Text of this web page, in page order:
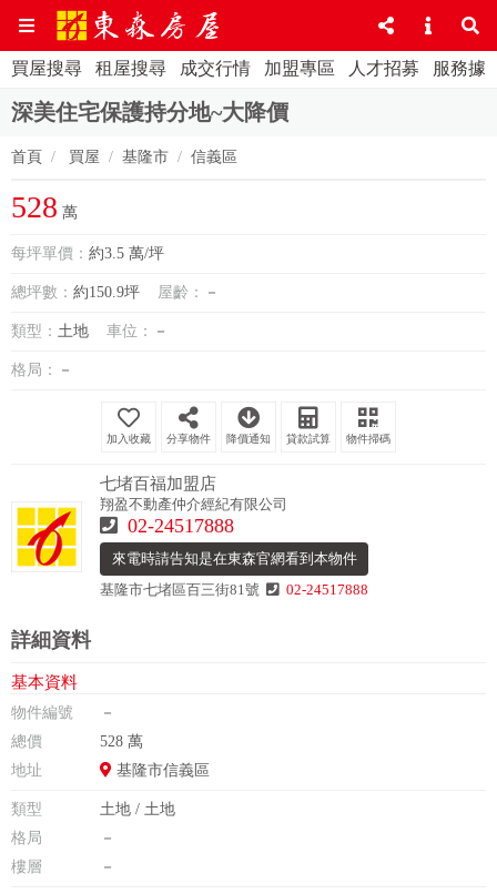
買屋搜尋 租屋搜尋 成交行情 加盟專區 人才招募 服務據
深美住宅保護持分地~大降價
首頁 買屋 基隆市 信義區
528 萬
每坪單價： 約3.5 萬/坪
總坪數： 約150.9坪 屋齡： －
類型： 土地 車位： －
格局： －
分享物件 降價通知 貸款試算 物件掃碼
七堵百福加盟店
翔盈不動產仲介經紀有限公司
02-24517888
來電時請告知是在東森官網看到本物件
基隆市七堵區百三街81號
02-24517888
詳細資料
基本資料
物件編號
－
總價
528 萬
地址
基隆市信義區
類型
土地 / 土地
格局
－
樓層
－